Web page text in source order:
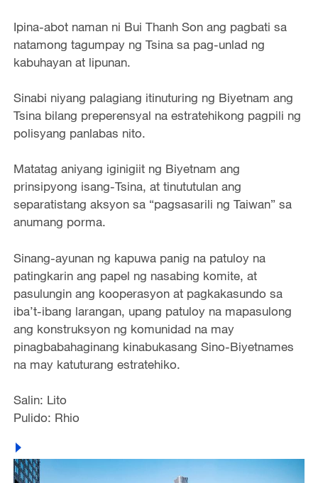
Ipina-abot naman ni Bui Thanh Son ang pagbati sa
natamong tagumpay ng Tsina sa pag-unlad ng
kabuhayan at lipunan.
Sinabi niyang palagiang itinuturing ng Biyetnam ang
Tsina bilang preperensyal na estratehikong pagpili ng
polisyang panlabas nito.
Matatag aniyang iginigiit ng Biyetnam ang
prinsipyong isang-Tsina, at tinututulan ang
separatistang aksyon sa “pagsasarili ng Taiwan” sa
anumang porma.
Sinang-ayunan ng kapuwa panig na patuloy na
patingkarin ang papel ng nasabing komite, at
pasulungin ang kooperasyon at pagkakasundo sa
iba’t-ibang larangan, upang patuloy na mapasulong
ang konstruksyon ng komunidad na may
pinagbabahaginang kinabukasang Sino-Biyetnames
na may katuturang estratehiko.
Salin: Lito
Pulido: Rhio